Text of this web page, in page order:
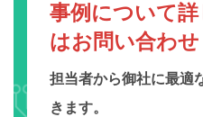
事例について
はお問い合わ
担当者から御社に最適
きます。